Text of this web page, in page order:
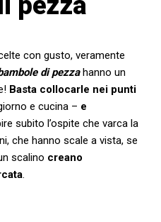
con gusto, veramente
di pezza hanno un
Basta collocarle nei punti
e cucina – e
subito l’ospite che varca la
che hanno scale a vista, se
scalino creano
.